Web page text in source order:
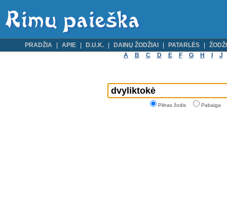
PRADŽIA APIE D.U.K. DAINŲ ŽODŽIAI PATARLĖS
A
B C D E F G H J
Pilnas žodis Pabaiga